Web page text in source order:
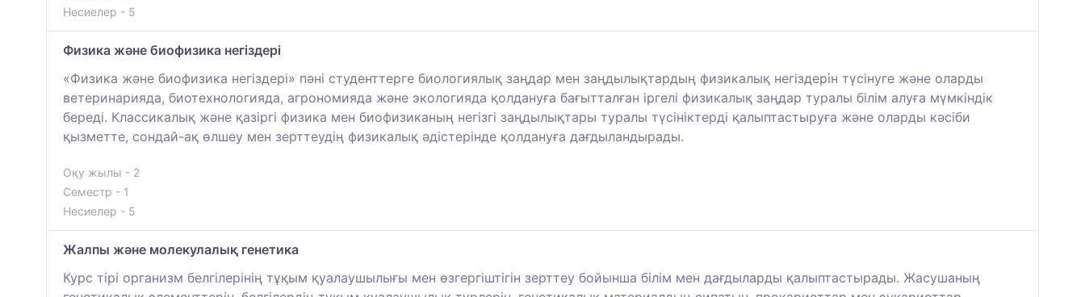
Несиелер - 5
Физика және биофизика негіздері
«Физика және биофизика негіздері» пәні студенттерге биологиялық заңдар мен заңдылықтардың физикалық негіздерін түсінуге және оларды
ветеринарияда, биотехнологияда, агрономияда және экологияда қолдануға бағытталған іргелі физикалық заңдар туралы білім алуға мүмкіндік
береді. Классикалық және қазіргі физика мен биофизиканың негізгі заңдылықтары туралы түсініктерді қалыптастыруға және оларды кәсіби
қызметте, сондай-ақ өлшеу мен зерттеудің физикалық әдістерінде қолдануға дағдыландырады.
Оқу жылы - 2
Семестр - 1
Несиелер - 5
Жалпы және молекулалық генетика
Курс тірі организм белгілерінің тұқым қуалаушылығы мен өзгергіштігін зерттеу бойынша білім мен дағдыларды қалыптастырады. Жасушаның